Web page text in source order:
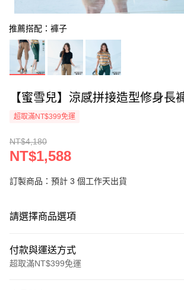
推薦搭配：褲子
【蜜雪兒】涼感拼接造型修身長
超取滿NT$399免運
NT$4,180
NT$1,588
訂製商品：預計 3 個工作天出貨
請選擇商品選項
付款與運送方式
超取滿NT$399免運